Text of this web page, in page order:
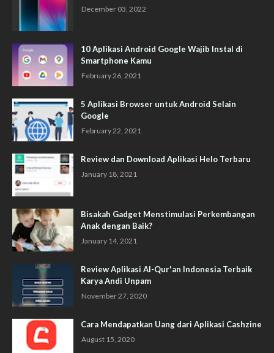
December 03, 2022
10 Aplikasi Android Google Wajib Instal di
Smartphone Kamu
February 26, 2021
5 Aplikasi Browser untuk Android Selain
Google
February 22, 2021
Review dan Download Aplikasi Helo Terbaru
January 18, 2021
Bisakah Gadget Menstimulasi Perkembangan
Anak dengan Baik?
January 14, 2021
Review Aplikasi Al-Qur'an Indonesia Terbaik
Karya Andi Unpam
November 27, 2020
Cara Mendapatkan Uang dari Aplikasi Cashzine
August 15, 2020